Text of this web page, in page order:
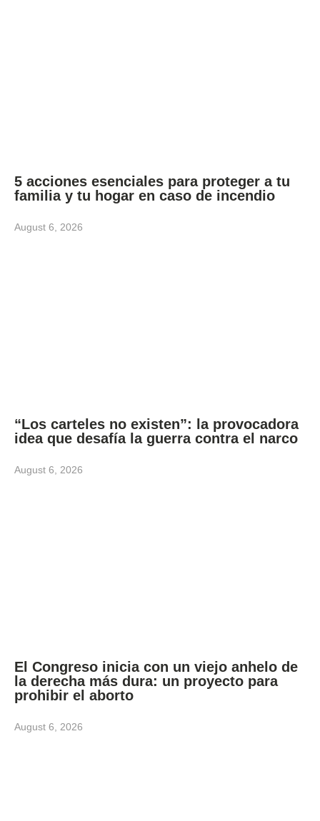
5 acciones esenciales para proteger a tu
familia y tu hogar en caso de incendio
August 6, 2026
“Los carteles no existen”: la provocadora
idea que desafía la guerra contra el narco
August 6, 2026
El Congreso inicia con un viejo anhelo de
la derecha más dura: un proyecto para
prohibir el aborto
August 6, 2026